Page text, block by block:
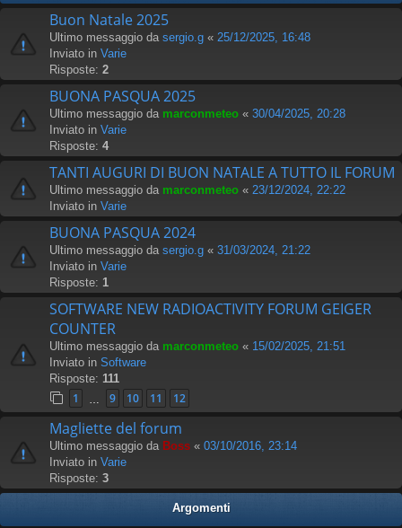
Buon Natale 2025
Ultimo messaggio da sergio.g « 25/12/2025, 16:48
Inviato in Varie
Risposte: 2
BUONA PASQUA 2025
Ultimo messaggio da marconmeteo « 30/04/2025, 20:28
Inviato in Varie
Risposte: 4
TANTI AUGURI DI BUON NATALE A TUTTO IL FORUM
Ultimo messaggio da marconmeteo « 23/12/2024, 22:22
Inviato in Varie
BUONA PASQUA 2024
Ultimo messaggio da sergio.g « 31/03/2024, 21:22
Inviato in Varie
Risposte: 1
SOFTWARE NEW RADIOACTIVITY FORUM GEIGER
COUNTER
Ultimo messaggio da marconmeteo « 15/02/2025, 21:51
Inviato in Software
Risposte: 111
1 9 10 11 12
Magliette del forum
Ultimo messaggio da Boss « 03/10/2016, 23:14
Inviato in Varie
Risposte: 3
Argomenti